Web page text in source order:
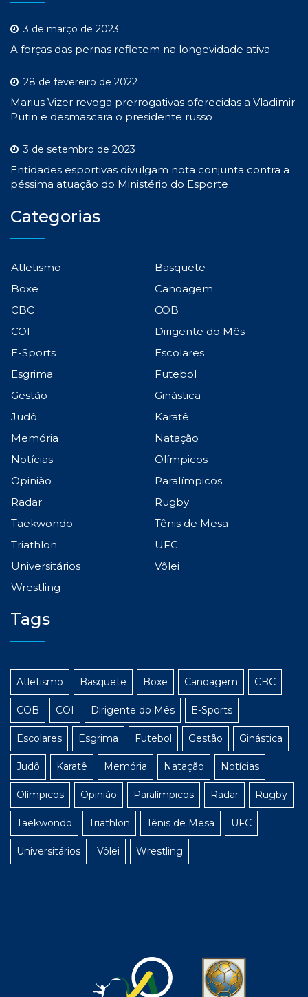
3 de março de 2023
A forças das pernas refletem na longevidade ativa
28 de fevereiro de 2022
Marius Vizer revoga prerrogativas oferecidas a Vladimir
Putin e desmascara o presidente russo
3 de setembro de 2023
Entidades esportivas divulgam nota conjunta contra a
péssima atuação do Ministério do Esporte
Categorias
Atletismo
Basquete
Boxe
Canoagem
CBC
COB
COI
Dirigente do Mês
E-Sports
Escolares
Esgrima
Futebol
Gestão
Ginástica
Judô
Karatê
Memória
Natação
Notícias
Olímpicos
Opinião
Paralímpicos
Radar
Rugby
Taekwondo
Tênis de Mesa
Triathlon
UFC
Universitários
Vôlei
Wrestling
Tags
Atletismo Basquete Boxe Canoagem CBC
COB COI Dirigente do Mês E-Sports
Escolares Esgrima Futebol Gestão Ginástica
Judô Karatê Memória Natação Notícias
Olímpicos Opinião Paralímpicos Radar Rugby
Taekwondo Triathlon Tênis de Mesa UFC
Universitários Vôlei Wrestling